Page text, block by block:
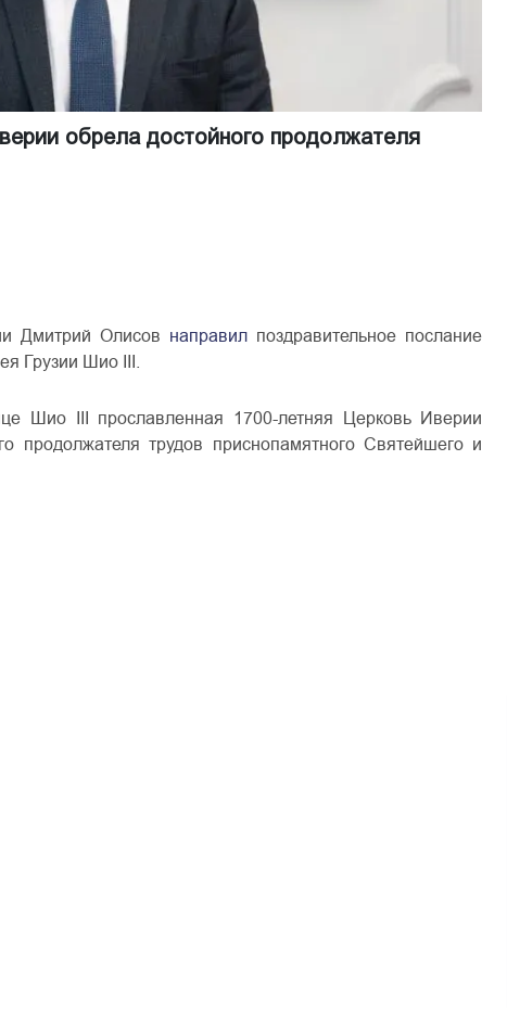
обрела достойного продолжателя
Дмитрий Олисов направил поздравительное послание
Грузии Шио III.
Шио III прославленная 1700-летняя Церковь Иверии
продолжателя трудов приснопамятного Святейшего и